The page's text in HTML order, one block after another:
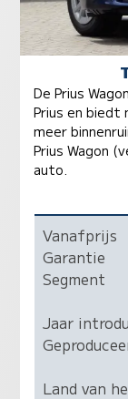
De Prius
Prius en biedt
meer
Prius Wagon
auto.
Vanafprijs
Garantie
Segment
Jaar
Land van